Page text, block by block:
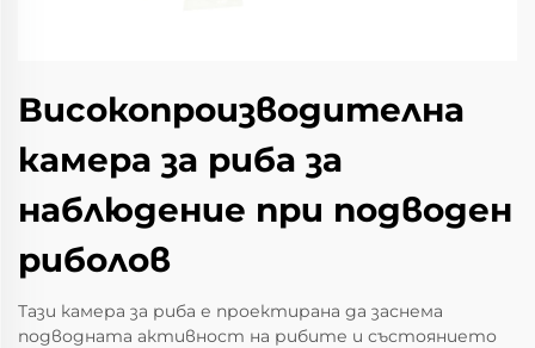
Високопроизводителна
камера за риба за
наблюдение при подводен
риболов
Тази камера за риба е проектирана да заснема
подводната активност на рибите и състоянието